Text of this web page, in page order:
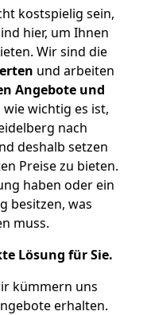
kostspielig sein,
hier, um Ihnen
Wir sind die
und arbeiten
Angebote und
wichtig es ist,
nach
deshalb setzen
Preise zu bieten.
haben oder ein
besitzen, was
muss.
Lösung für Sie.
kümmern uns
erhalten.